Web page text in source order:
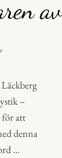
av
–
för att
denna
…